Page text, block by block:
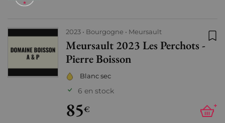
2023 Bourgogne Meursault
Meursault 2023 Les Perchots -
Pierre Boisson
Blanc sec
6 en stock
85€ +